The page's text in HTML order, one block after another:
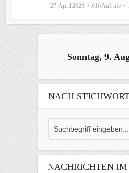
27. April 2023 616 Aufrufe
Sonntag, 9.
NACH
NACHRICHTEN